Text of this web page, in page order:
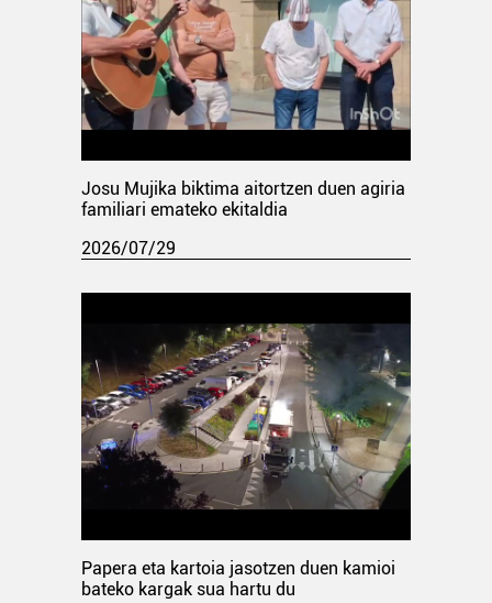
Josu Mujika biktima aitortzen duen agiria
familiari emateko ekitaldia
2026/07/29
Papera eta kartoia jasotzen duen kamioi
bateko kargak sua hartu du